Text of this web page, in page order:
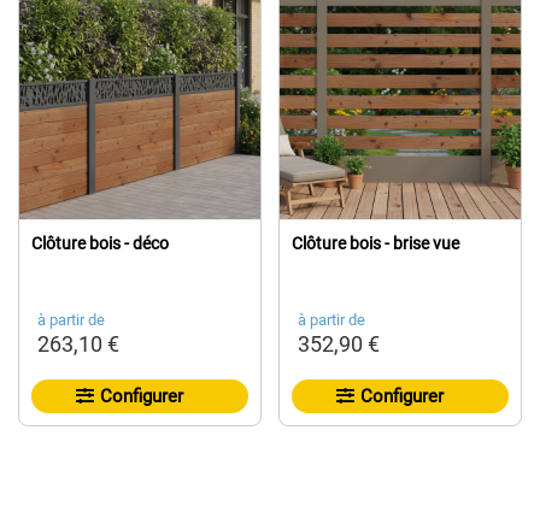
Clôture bois - déco
à partir de
263,10 €
Configurer
Clôture bois - brise vue
à partir de
352,90 €
Configurer